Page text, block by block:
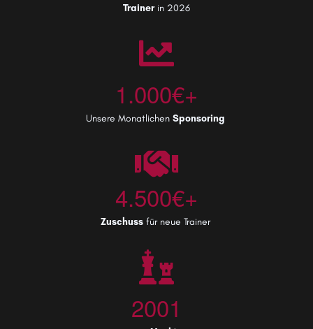
Trainer in 2026
1.000€+
Unsere Monatlichen Sponsoring
4.500€+
Zuschuss für neue Trainer
2001